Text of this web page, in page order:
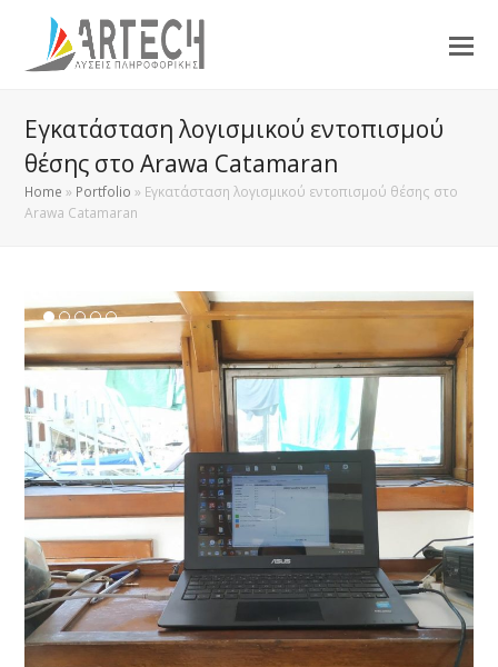
Εγκατάσταση λογισμικού εντοπισμού
θέσης στο Arawa Catamaran
Home » Portfolio » Εγκατάσταση λογισμικού εντοπισμού θέσης στο
Arawa Catamaran